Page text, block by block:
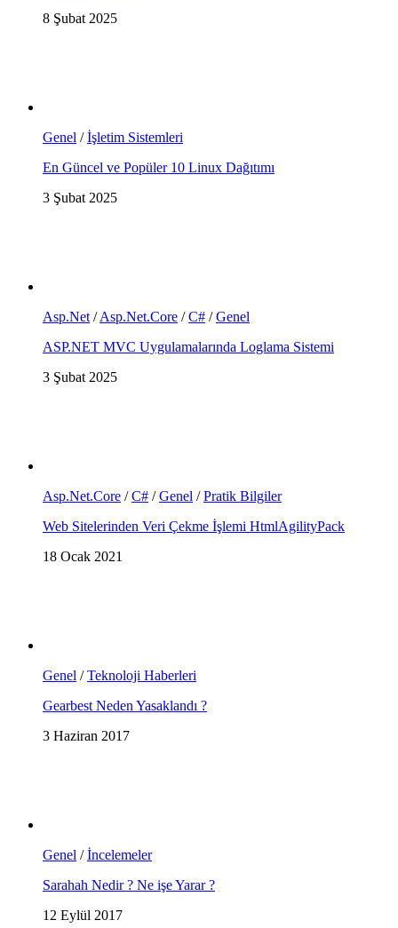
8 Şubat 2025
Genel /İşletim Sistemleri
En Güncel ve Popüler 10 Linux Dağıtımı
3 Şubat 2025
Asp.Net /Asp.Net.Core /C# /Genel
ASP.NET MVC Uygulamalarında Loglama Sistemi
3 Şubat 2025
Asp.Net.Core /C# /Genel /Pratik Bilgiler
Web Sitelerinden Veri Çekme İşlemi HtmlAgilityPack
18 Ocak 2021
Genel /Teknoloji Haberleri
Gearbest Neden Yasaklandı ?
3 Haziran 2017
Genel /İncelemeler
Sarahah Nedir ? Ne işe Yarar ?
12 Eylül 2017